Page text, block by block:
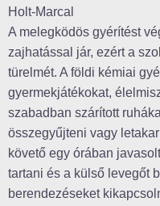
Holt-Marcal
A melegködös gyérítést
zajhatással jár, ezért a
türelmét. A földi kémiai
gyermekjátékokat,
szabadban szárított
összegyűjteni vagy
követő egy órában
tartani és a külső levegőt
berendezéseket